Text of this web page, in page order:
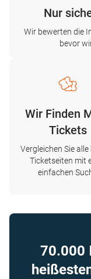
Nur
Wir bewerten die
bevor
Wir Finden
Tickets
Vergleichen Sie alle
Ticketseiten mit
einfachen
70.000